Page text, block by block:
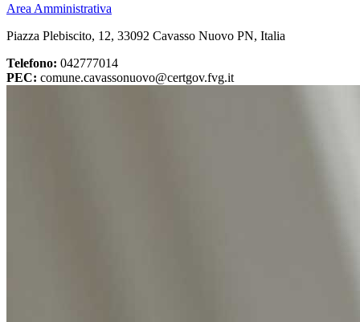
Area Amministrativa
Piazza Plebiscito, 12, 33092 Cavasso Nuovo PN, Italia
Telefono: 042777014
PEC: comune.cavassonuovo@certgov.fvg.it